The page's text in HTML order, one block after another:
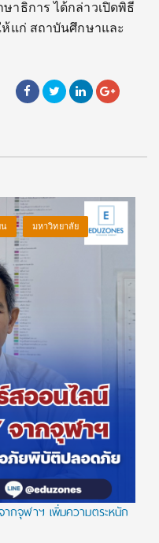
าธิการ ได้กล่าวเปิดพิธี
แก่ สถาบันศึกษาและ
น มหาวิทยาลัย
ากจุฬาฯ เพิ่มความตระหนัก